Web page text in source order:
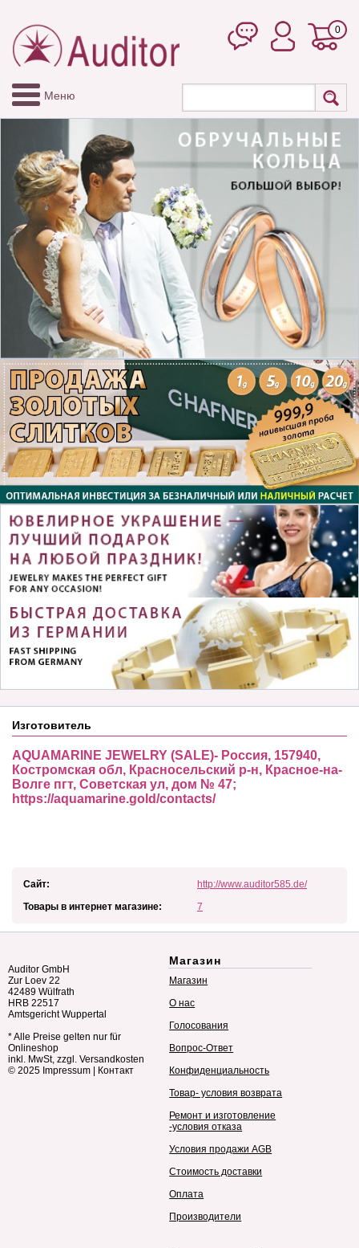
0
Меню
Изготовитель
AQUAMARINE JEWELRY (SALE)- Россия, 157940,
Костромская обл, Красносельский р-н, Красное-на-
Волге пгт, Советская ул, дом № 47;
https://aquamarine.gold/contacts/
Сайт:
http://www.auditor585.de/
Товары в интернет магазине:
7
Auditor GmbH
Zur Loev 22
42489 Wülfrath
HRB 22517
Amtsgericht Wuppertal
* Alle Preise gelten nur für
Onlineshop
inkl. MwSt, zzgl. Versandkosten
© 2025 Impressum | Контакт
Магазин
Магазин
О нас
Голосования
Вопрос-Ответ
Конфиденциальность
Товар- условия возврата
Ремонт и изготовление
-условия отказа
Условия продажи AGB
Стоимость доставки
Оплата
Производители